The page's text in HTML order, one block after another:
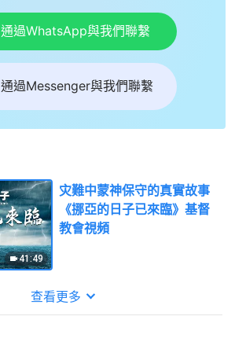
通過WhatsApp與我們聯繫
通過Messenger與我們聯繫
41:49
灾難中蒙神保守的真實故事
《挪亞的日子已來臨》基督
教會視頻
查看更多